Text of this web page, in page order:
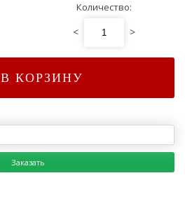
Количество:
< >
В КОРЗИНУ
Заказать